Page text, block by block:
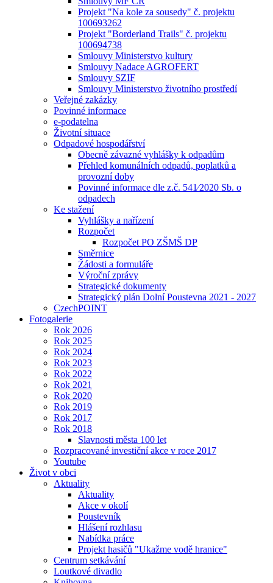
Projekt "Na kole za sousedy" č. projektu
100693262
Projekt "Borderland Trails" č. projektu
100694738
Smlouvy Ministerstvo kultury
Smlouvy Nadace AGROFERT
Smlouvy SZIF
Smlouvy Ministerstvo životního prostředí
Veřejné zakázky
Povinné informace
e-podatelna
Životní situace
Odpadové hospodářství
Obecně závazné vyhlášky k odpadům
Přehled komunálních odpadů, poplatků a
provozní doby
Povinné informace dle z.č. 541⁄2020 Sb. o
odpadech
Ke stažení
Vyhlášky a nařízení
Rozpočet
Rozpočet PO ZŠMŠ DP
Směrnice
Žádosti a formuláře
Výroční zprávy
Strategické dokumenty
Strategický plán Dolní Poustevna 2021 - 2027
CzechPOINT
Fotogalerie
Rok 2026
Rok 2025
Rok 2024
Rok 2023
Rok 2022
Rok 2021
Rok 2020
Rok 2019
Rok 2017
Rok 2018
Slavnosti města 100 let
Rozpracované investiční akce v roce 2017
Youtube
Život v obci
Aktuality
Aktuality
Akce v okolí
Poustevník
Hlášení rozhlasu
Nabídka práce
Projekt hasičů "Ukažme vodě hranice"
Centrum setkávání
Loutkové divadlo